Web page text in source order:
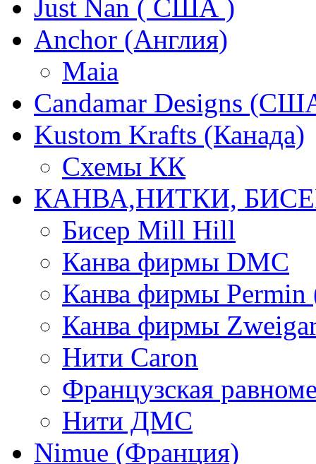
Just Nan ( США )
Anchor (Англия)
Maia
Candamar Designs
Kustom Krafts (Канада)
Схемы КК
КАНВА,НИТКИ,
Бисер Mill Hill
Канва фирмы DMC
Канва фирмы Permin
Канва фирмы
Нити Caron
Французская
Нити ДМС
Nimue (Франция)